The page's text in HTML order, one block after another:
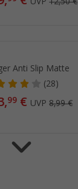
Anti Slip Matte
(28)
99 € UVP8,99 €